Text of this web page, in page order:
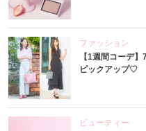
ファッション
【1週間コーデ
ピックアップ♡
ビューティー